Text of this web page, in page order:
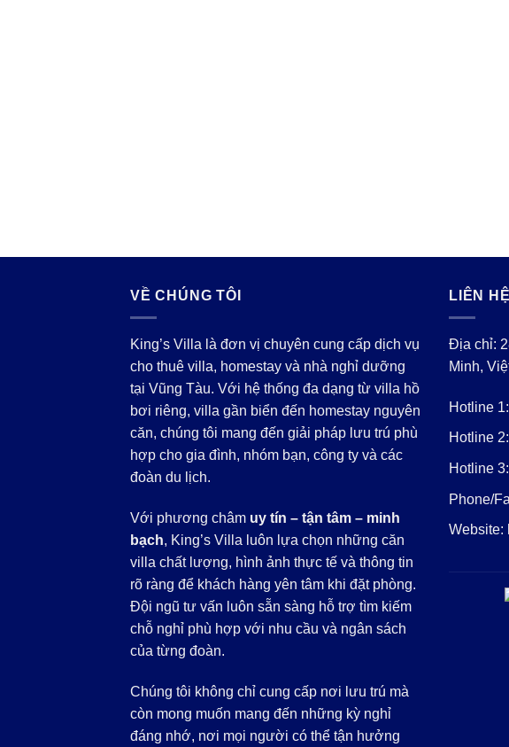
VỀ CHÚNG TÔI
King’s Villa là đơn vị chuyên cung cấp dịch vụ
cho thuê villa, homestay và nhà nghỉ dưỡng
tại Vũng Tàu. Với hệ thống đa dạng từ villa hồ
bơi riêng, villa gần biển đến homestay nguyên
căn, chúng tôi mang đến giải pháp lưu trú phù
hợp cho gia đình, nhóm bạn, công ty và các
đoàn du lịch.
Với phương châm uy tín – tận tâm – minh
bạch, King’s Villa luôn lựa chọn những căn
villa chất lượng, hình ảnh thực tế và thông tin
rõ ràng để khách hàng yên tâm khi đặt phòng.
Đội ngũ tư vấn luôn sẵn sàng hỗ trợ tìm kiếm
chỗ nghỉ phù hợp với nhu cầu và ngân sách
của từng đoàn.
Chúng tôi không chỉ cung cấp nơi lưu trú mà
còn mong muốn mang đến những kỳ nghỉ
đáng nhớ, nơi mọi người có thể tận hưởng
LIÊN
Địa chỉ:
Minh,
Hotline 1:
Hotline 2:
Hotline 3:
Phone/
Website: